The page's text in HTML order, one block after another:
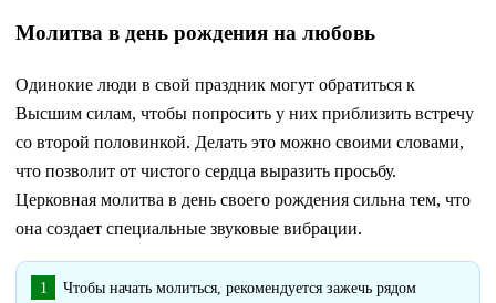
Молитва в день рождения на любовь
Одинокие люди в свой праздник могут обратиться к
Высшим силам, чтобы попросить у них приблизить встречу
со второй половинкой. Делать это можно своими словами,
что позволит от чистого сердца выразить просьбу.
Церковная молитва в день своего рождения сильна тем, что
она создает специальные звуковые вибрации.
Чтобы начать молиться, рекомендуется зажечь рядом